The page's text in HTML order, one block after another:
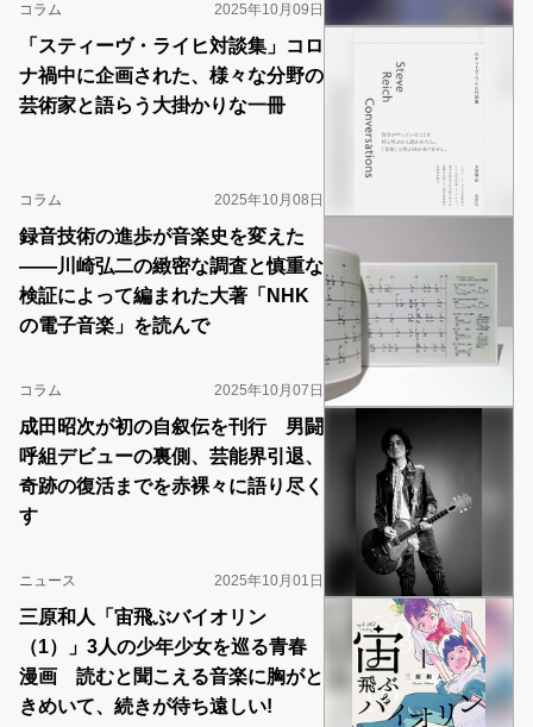
コラム 2025年10月09日
「スティーヴ・ライヒ対談集」コロ
ナ禍中に企画された、様々な分野の
芸術家と語らう大掛かりな一冊
コラム 2025年10月08日
録音技術の進歩が音楽史を変えた
――川崎弘二の緻密な調査と慎重な
検証によって編まれた大著「NHK
の電子音楽」を読んで
コラム 2025年10月07日
成田昭次が初の自叙伝を刊行 男闘
呼組デビューの裏側、芸能界引退、
奇跡の復活までを赤裸々に語り尽く
す
ニュース 2025年10月01日
三原和人「宙飛ぶバイオリン
（1）」3人の少年少女を巡る青春
漫画 読むと聞こえる音楽に胸がと
きめいて、続きが待ち遠しい!